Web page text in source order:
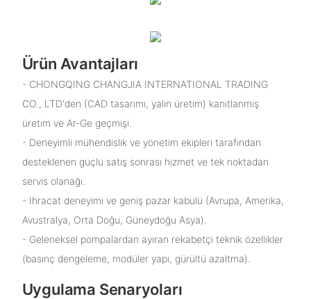
Ürün Avantajları
- CHONGQING CHANGJIA INTERNATIONAL TRADING
CO., LTD'den (CAD tasarımı, yalın üretim) kanıtlanmış
üretim ve Ar-Ge geçmişi.
- Deneyimli mühendislik ve yönetim ekipleri tarafından
desteklenen güçlü satış sonrası hizmet ve tek noktadan
servis olanağı.
- İhracat deneyimi ve geniş pazar kabulü (Avrupa, Amerika,
Avustralya, Orta Doğu, Güneydoğu Asya).
- Geleneksel pompalardan ayıran rekabetçi teknik özellikler
(basınç dengeleme, modüler yapı, gürültü azaltma).
Uygulama Senaryoları